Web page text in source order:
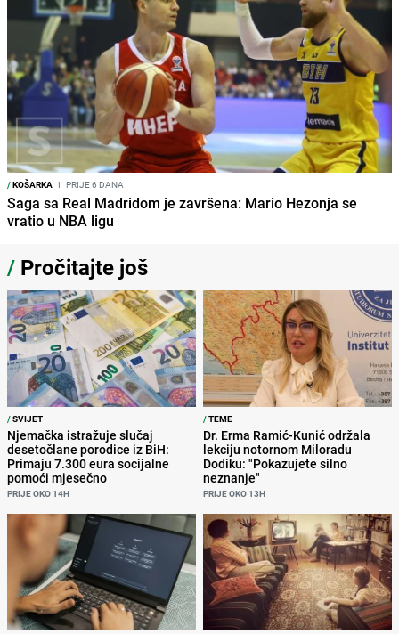
/KOŠARKA I PRIJE 6 DANA
Saga sa Real Madridom je završena: Mario Hezonja se
vratio u NBA ligu
/ Pročitajte još
/SVIJET
Njemačka istražuje slučaj
desetočlane porodice iz BiH:
Primaju 7.300 eura socijalne
pomoći mjesečno
PRIJE OKO 14H
/TEME
Dr. Erma Ramić-Kunić održala
lekciju notornom Miloradu
Dodiku: "Pokazujete silno
neznanje"
PRIJE OKO 13H